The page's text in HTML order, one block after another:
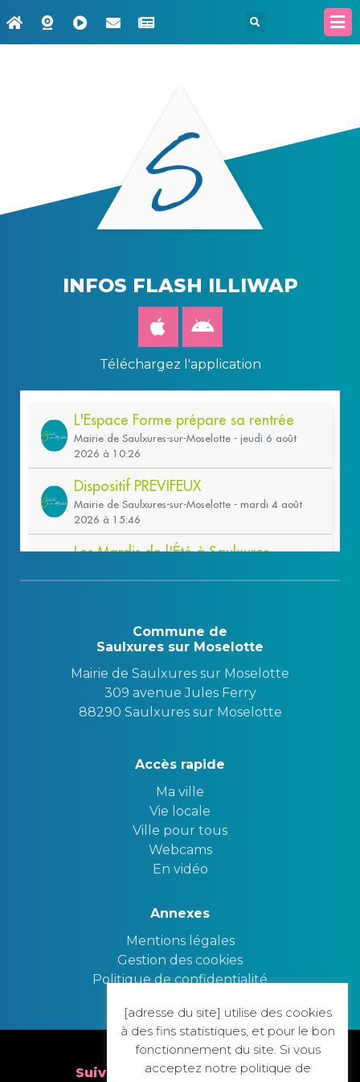
INFOS FLASH ILLIWAP
Téléchargez l'application
Commune de
Saulxures sur Moselotte
Mairie de Saulxures sur Moselotte
309 avenue Jules Ferry
88290 Saulxures sur Moselotte
Accès rapide
Ma ville
Vie locale
Ville pour tous
Webcams
En vidéo
Annexes
Mentions légales
Gestion des cookies
Politique de confidentialité
Nous contacter
Suivez nous sur nos réseaux
[adresse du site] utilise des cookies
à des fins statistiques, et pour le bon
fonctionnement du site. Si vous
acceptez notre politique de